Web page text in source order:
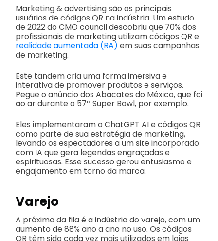
Marketing & advertising são os principais
usuários de códigos QR na indústria. Um estudo
de 2022 do CMO council descobriu que 70% dos
profissionais de marketing utilizam códigos QR e
realidade aumentada (RA) em suas campanhas
de marketing.
Este tandem cria uma forma imersiva e
interativa de promover produtos e serviços.
Pegue o anúncio dos Abacates do México, que foi
ao ar durante o 57º Super Bowl, por exemplo.
Eles implementaram o ChatGPT AI e códigos QR
como parte de sua estratégia de marketing,
levando os espectadores a um site incorporado
com IA que gera legendas engraçadas e
espirituosas. Esse sucesso gerou entusiasmo e
engajamento em torno da marca.
Varejo
A próxima da fila é a indústria do varejo, com um
aumento de 88% ano a ano no uso. Os códigos
QR têm sido cada vez mais utilizados em lojas